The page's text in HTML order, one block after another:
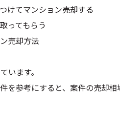
けてマンション売却する
ってもらう
売却方法
います。
を参考にすると、案件の売却